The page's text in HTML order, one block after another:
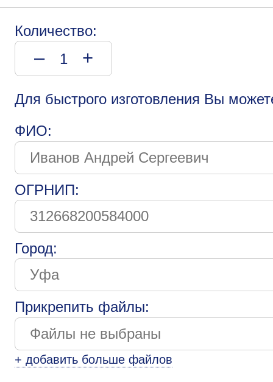
Количество:
– +
Для быстрого изготовления Вы
ФИО:
ОГРНИП:
Город:
Прикрепить файлы:
+ добавить больше файлов